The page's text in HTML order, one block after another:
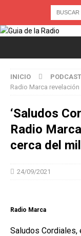
INICIO
Radio Marca
‘Saludos
Radio
cerca del
24/09/2021
Radio Marca
Saludos Cordiales,